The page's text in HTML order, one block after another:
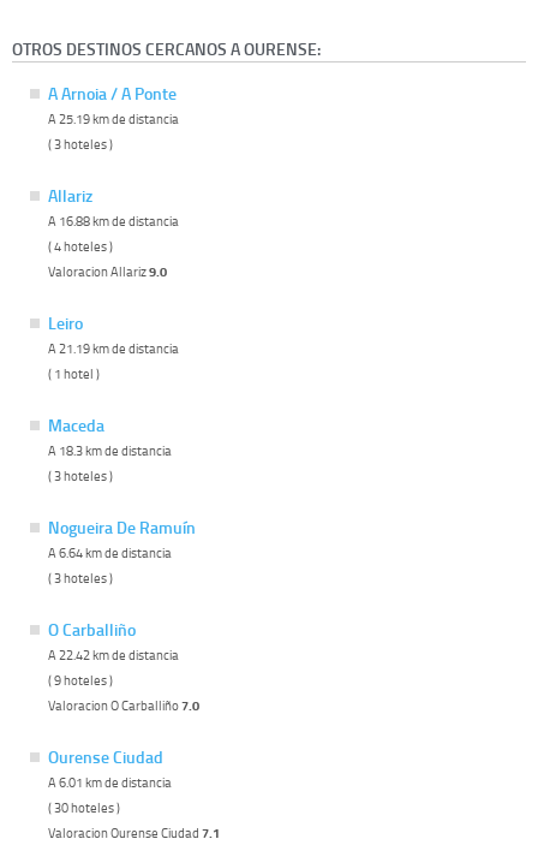
OTROS DESTINOS CERCANOS A OURENSE:
A Arnoia / A Ponte
A 25.19 km de distancia
( 3 hoteles )
Allariz
A 16.88 km de distancia
( 4 hoteles )
Valoracion Allariz9.0
Leiro
A 21.19 km de distancia
( 1 hotel )
Maceda
A 18.3 km de distancia
( 3 hoteles )
Nogueira De Ramuín
A 6.64 km de distancia
( 3 hoteles )
O Carballiño
A 22.42 km de distancia
( 9 hoteles )
Valoracion O Carballiño7.0
Ourense Ciudad
A 6.01 km de distancia
( 30 hoteles )
Valoracion Ourense Ciudad 7.1